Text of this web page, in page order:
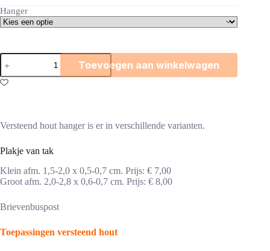
Hanger
Versteend
hout
hanger
aantal
Toevoegen aan winkelwagen
Versteend hout hanger is er in verschillende varianten.
Plakje van tak
Klein afm. 1,5-2,0 x 0,5-0,7 cm. Prijs: € 7,00
Groot afm. 2,0-2,8 x 0,6-0,7 cm. Prijs: € 8,00
Brievenbuspost
Toepassingen versteend hout